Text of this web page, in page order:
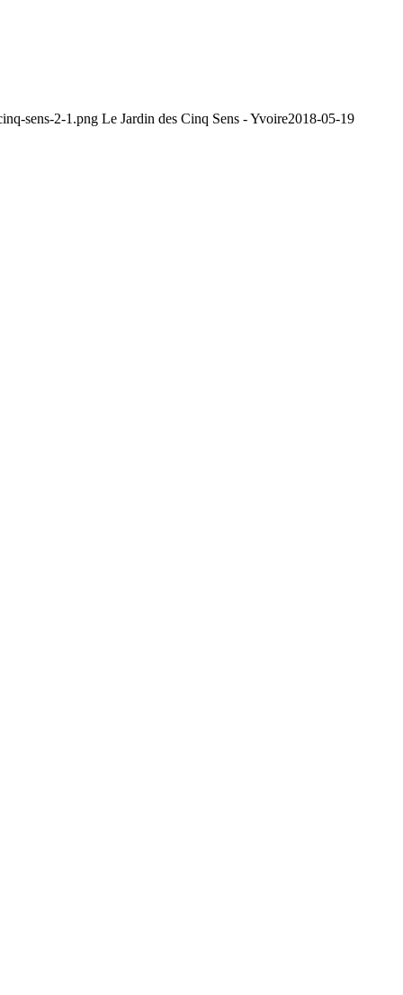
sens-2-1.png Le Jardin des Cinq Sens - Yvoire2018-05-19